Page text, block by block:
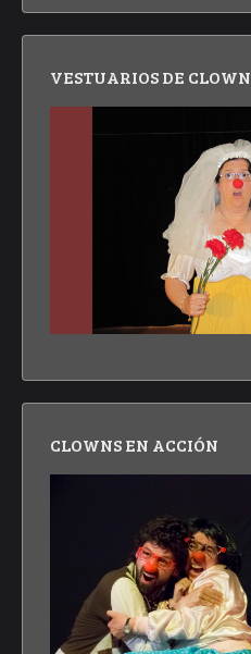
VESTUARIOS DE CLOWN
CLOWNS EN ACCIÓN